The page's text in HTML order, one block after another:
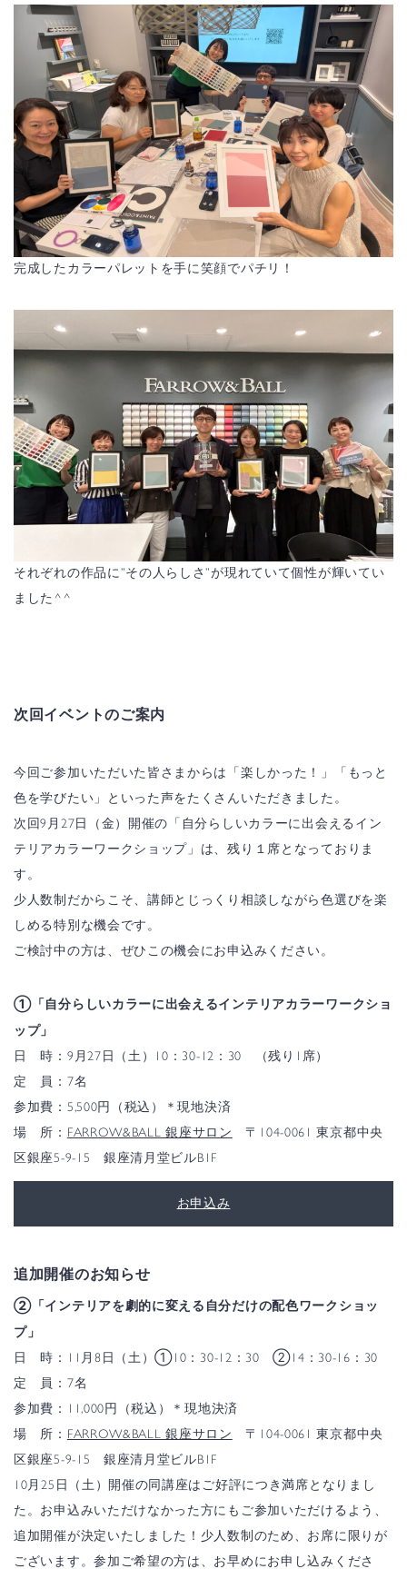
完成したカラーパレットを手に笑顔でパチリ！
それぞれの作品に”その人らしさ”が現れていて個性が輝いてい
ました^^
次回イベントのご案内
今回ご参加いただいた皆さまからは「楽しかった！」「もっと
色を学びたい」といった声をたくさんいただきました。
次回9月27日（金）開催の「自分らしいカラーに出会えるイン
テリアカラーワークショップ」は、残り１席となっておりま
す。
少人数制だからこそ、講師とじっくり相談しながら色選びを楽
しめる特別な機会です。
ご検討中の方は、ぜひこの機会にお申込みください。
①「自分らしいカラーに出会えるインテリアカラーワークショ
ップ」
日 時：9月27日（土）10：30-12：30 （残り1席）
定 員：7名
参加費：5,500円（税込）＊現地決済
場 所： FARROW&BALL 銀座サロン 〒104-0061 東京都中央
区銀座5-9-15 銀座清月堂ビルB1F
お申込み
追加開催のお知らせ
②「インテリアを劇的に変える自分だけの配色ワークショッ
プ」
日 時：11月8日（土）①10：30-12：30 ②14：30-16：30
定 員：7名
参加費：11,000円（税込）＊現地決済
場 所： FARROW&BALL 銀座サロン 〒104-0061 東京都中央
区銀座5-9-15 銀座清月堂ビルB1F
10月25日（土）開催の同講座はご好評につき満席となりまし
た。お申込みいただけなかった方にもご参加いただけるよう、
追加開催が決定いたしました！少人数制のため、お席に限りが
ございます。参加ご希望の方は、お早めにお申し込みくださ